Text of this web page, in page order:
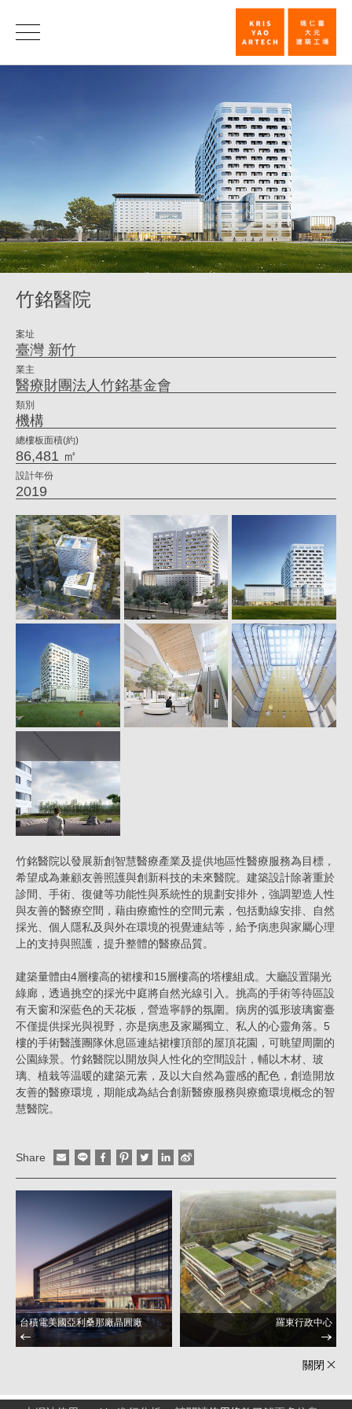
竹
醫
院
_
機
構
_
類
別
｜
建
工
竹銘醫院
案址
臺灣 新竹
業主
醫療財團法人竹銘基金會
類別
機構
總樓板面積(約)
86,481 ㎡
設計年份
2019
竹銘醫院以發展新創智慧醫療產業及提供地區性醫療服務為目標，
希望成為兼顧友善照護與創新科技的未來醫院。建築設計除著重於
診間、手術、復健等功能性與系統性的規劃安排外，強調塑造人性
與友善的醫療空間，藉由療癒性的空間元素，包括動線安排、自然
採光、個人隱私及與外在環境的視覺連結等，給予病患與家屬心理
上的支持與照護，提升整體的醫療品質。
建築量體由4層樓高的裙樓和15層樓高的塔樓組成。大廳設置陽光
綠廊，透過挑空的採光中庭將自然光線引入。挑高的手術等待區設
有天窗和深藍色的天花板，營造寧靜的氛圍。病房的弧形玻璃窗臺
不僅提供採光與視野，亦是病患及家屬獨立、私人的心靈角落。5
樓的手術醫護團隊休息區連結裙樓頂部的屋頂花園，可眺望周圍的
公園綠景。竹銘醫院以開放與人性化的空間設計，輔以木材、玻
璃、植栽等温暖的建築元素，及以大自然為靈感的配色，創造開放
友善的醫療環境，期能成為結合創新醫療服務與療癒環境概念的智
慧醫院。
Share
台積電美國亞利桑那廠晶圓廠 羅東行政中心
關閉